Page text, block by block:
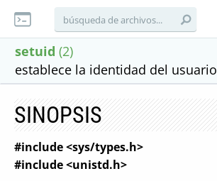
setuid (2)
establece la identidad del usuario
SINOPSIS
#include <sys/types.h>
#include <unistd.h>